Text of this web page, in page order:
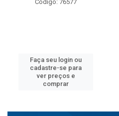
Código: 76577
Faça seu login ou
cadastre-se para
ver preços e
comprar